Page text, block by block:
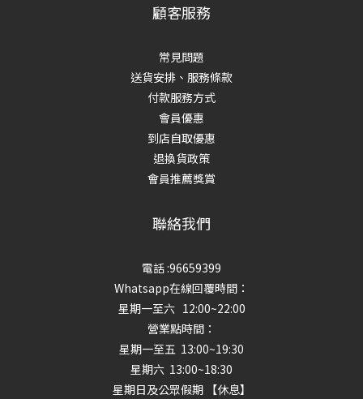
顧客服務
常見問題
送貨安排、服務條款
付款服務方式
會員優惠
到店自取優惠
退換貨政策
會員推薦獎賞
聯絡我們
電話 :96659399
Whatsapp在線回覆時間：
星期一至六 12:00~22:00
營業點時間：
星期一至五 13:00~19:30
星期六 13:00~18:30
星期日及公眾假期 【休息】